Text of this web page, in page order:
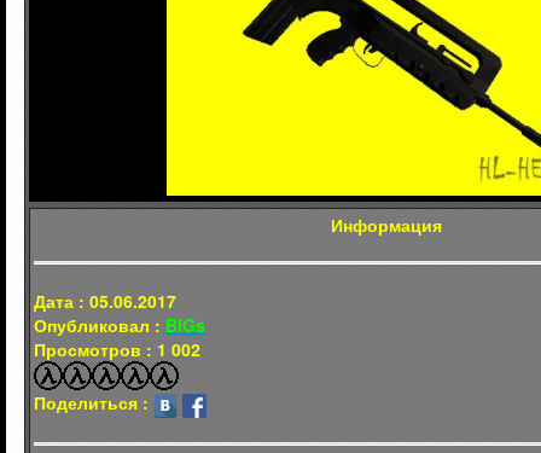
Информация
Дата : 05.06.2017
Опубликовал : BIGs
Просмотров : 1 002
Поделиться :